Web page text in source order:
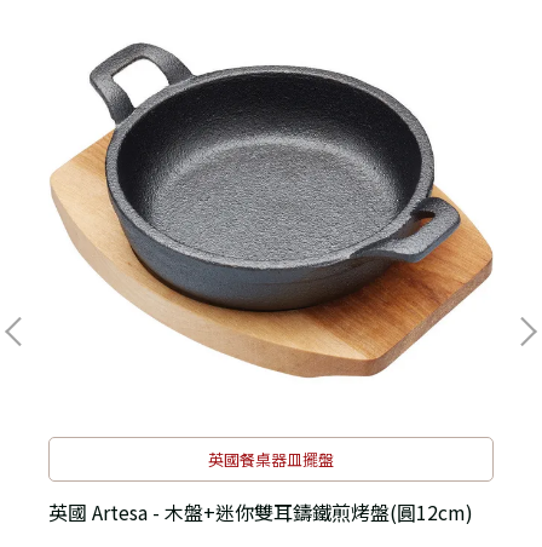
英國餐桌器皿擺盤
英國 Artesa - 木盤+迷你雙耳鑄鐵煎烤盤(圓12cm)